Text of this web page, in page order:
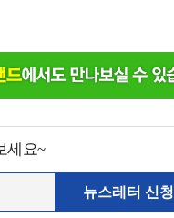
세요~
뉴스레터 신청